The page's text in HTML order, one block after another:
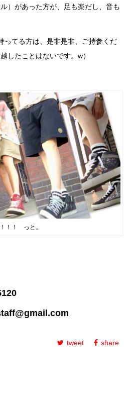
）があった方が、足も楽だし、音も
てる方は、是非是非、ご持参くだ
したことはないです。w）
！！ っと。
tweet share